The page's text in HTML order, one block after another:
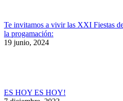
Te invitamos a vivir las XXI Fiestas
la progamación:
19 junio, 2024
ES HOY ES HOY!